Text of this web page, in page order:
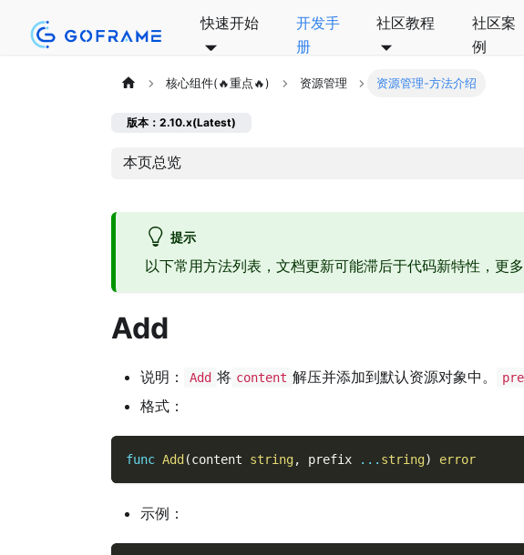
快速开始
开发手
册
社区教程
社区案
例
核心组件(🔥重点🔥) 资源管理 资源管理-方法介绍
版本：2.10.x(Latest)
本页总览
提示
以下常用方法列表，文档更新可能滞后于代码新特性，更
Add
说明： Add 将 content 解压并添加到默认资源对象中。
格式：
func Add (content string, prefix ... string) error
示例：